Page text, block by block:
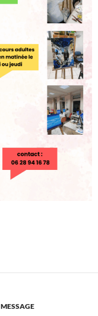
MESSAGE